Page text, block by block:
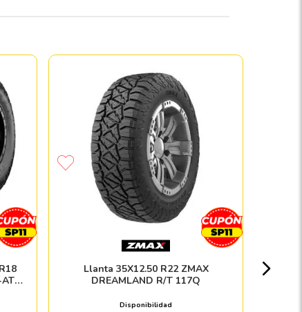
Llanta 35X12.50 R22 ZMAX
DREAMLAND R/T 117Q
Disponibilidad